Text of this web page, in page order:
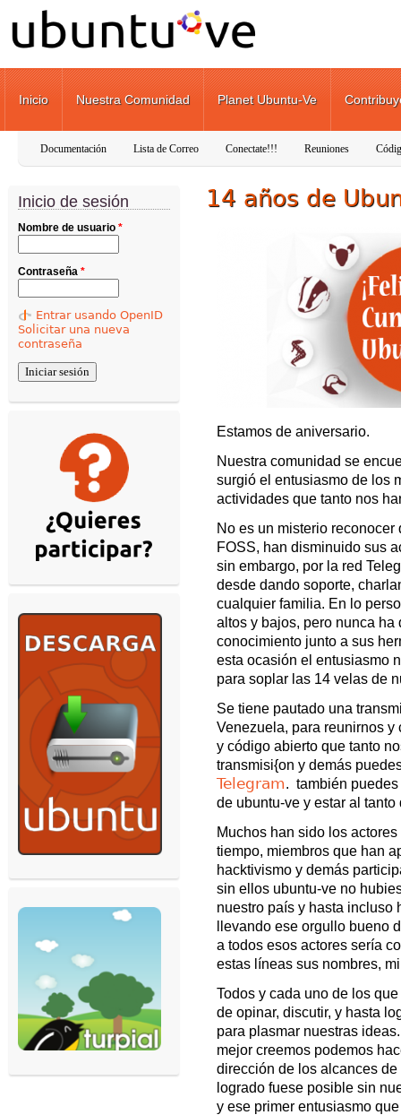
Pasar al contenido principal
Inicio Nuestra Comunidad Planet Ubuntu-Ve
Documentación Lista de Correo Conectate!!! Reuniones
Inicio de sesión
Nombre de usuario *
Contraseña *
Entrar usando OpenID
Solicitar una nueva
contraseña
14 años de
Estamos de aniversario.
Nuestra comunidad se
surgió el entusiasmo de los
actividades que tanto nos
No es un misterio
FOSS, han disminuido sus
sin embargo, por la red
desde dando soporte,
cualquier familia. En lo
altos y bajos, pero nunca
conocimiento junto a sus
esta ocasión el entusiasmo
para soplar las 14 velas de
Se tiene pautado una
Venezuela, para reunirnos
y código abierto que tanto
transmisi{on y demás
Telegram. también
de ubuntu-ve y estar al
Muchos han sido los
tiempo, miembros que han
hacktivismo y demás
sin ellos ubuntu-ve no
nuestro país y hasta incluso
llevando ese orgullo bueno
a todos esos actores sería
estas líneas sus nombres,
Todos y cada uno de los
de opinar, discutir, y hasta
para plasmar nuestras
mejor creemos podemos
dirección de los alcances
logrado fuese posible sin
y ese primer entusiasmo